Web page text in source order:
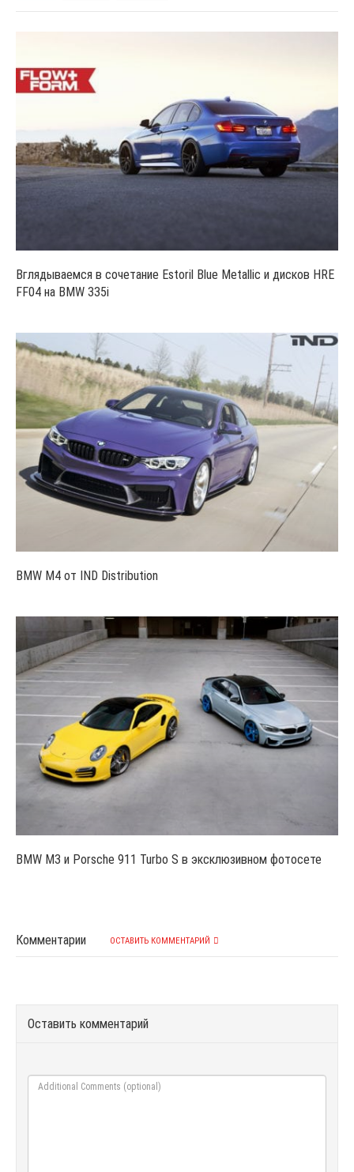
Вглядываемся в сочетание Estoril Blue Metallic и дисков HRE
FF04 на BMW 335i
BMW M4 от IND Distribution
BMW M3 и Porsche 911 Turbo S в эксклюзивном фотосете
Комментарии ОСТАВИТЬ КОММЕНТАРИЙ
Оставить комментарий